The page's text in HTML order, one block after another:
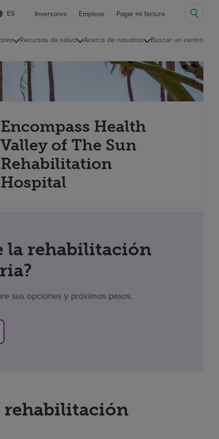
Inversores Empleos Pagar mi factura
Recursos de salud Acerca de nosotros Buscar un centro
Encompass Health
Valley of The Sun
Rehabilitation
Hospital
la rehabilitación
sus opciones y próximos pasos.
rehabilitación